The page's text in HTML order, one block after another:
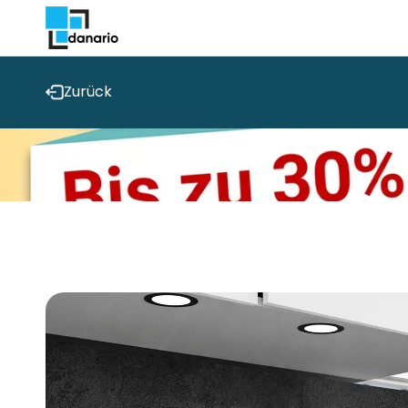
Inhalt
Zurück